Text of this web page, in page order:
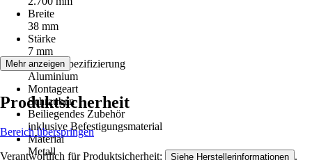
Breite
38 mm
Stärke
7 mm
Materialspezifizierung
Aluminium
Montageart
Schrauben
Beiliegendes Zubehör
inklusive Befestigungsmaterial
Material
Metall
Mehr anzeigen
Produktsicherheit
Bereich überspringen
Verantwortlich für Produktsicherheit: Siehe Herstellerinformationen .